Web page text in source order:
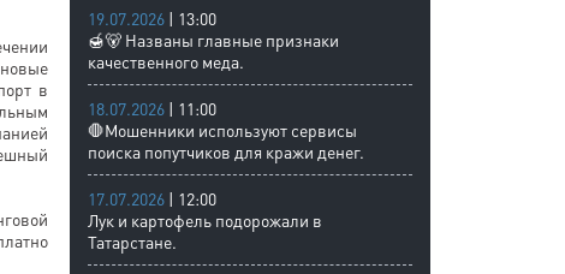
в
19.07.2026 | 13:00
🍯🐻 Названы главные признаки
качественного меда.
18.07.2026 | 11:00
🛑Мошенники используют сервисы
поиска попутчиков для кражи денег.
17.07.2026 | 12:00
Лук и картофель подорожали в
Татарстане.